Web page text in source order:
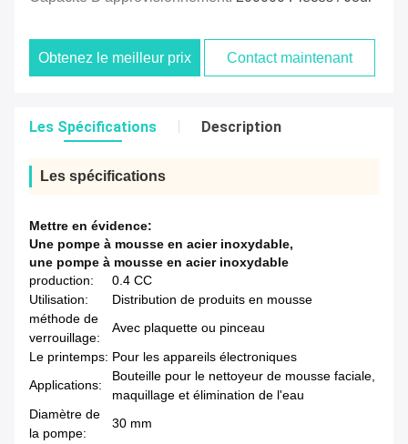
Obtenez le meilleur prix Contact maintenant
Les Spécifications Description
Les spécifications
Mettre en évidence:
Une pompe à mousse en acier inoxydable,
une pompe à mousse en acier inoxydable
production:
0.4 CC
Utilisation:
Distribution de produits en mousse
méthode de
verrouillage:
Avec plaquette ou pinceau
Le printemps: Pour les appareils électroniques
Applications:
Bouteille pour le nettoyeur de mousse faciale,
maquillage et élimination de l'eau
Diamètre de
la pompe:
30 mm